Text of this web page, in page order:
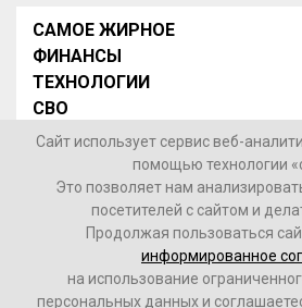
САМОЕ ЖИРНОЕ
ФИНАНСЫ
ТЕХНОЛОГИИ
СВО
НОВОСТИ В МИРЕ
НОВОСТИ РОССИИ
Контакты
© 2026 Интернет-газета
пользователя на обработку
Сайт использует сервис веб-
помощью технологии
Это позволяет нам
посетителей с сайтом и
Продолжая пользоваться
информированное
на использование
персональных данных и